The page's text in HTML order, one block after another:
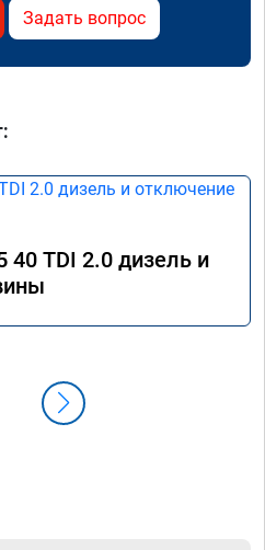
Задать вопрос
40 TDI 2.0 дизель и